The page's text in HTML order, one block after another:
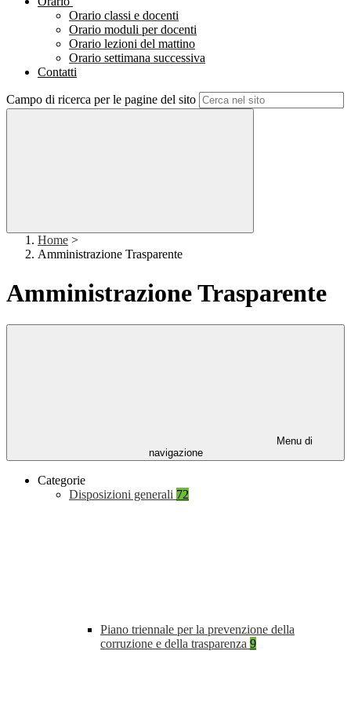
Orario classi e docenti
Orario moduli per docenti
Orario lezioni del mattino
Orario settimana successiva
Contatti
Campo di ricerca per le pagine del sito
Home >
Amministrazione Trasparente
Amministrazione Trasparente
Menu di
navigazione
Categorie
Disposizioni generali 72
Piano triennale per la prevenzione della
corruzione e della trasparenza 9